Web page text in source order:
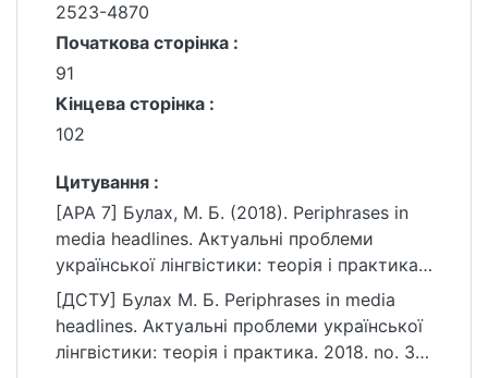
2523-4870
Початкова сторінка :
91
Кінцева сторінка :
102
Цитування :
[APA 7] Булах, М. Б. (2018). Periphrases in
media headlines. Актуальні проблеми
української лінгвістики: теорія і практика,
(36), 91–102.
https://doi.org/10.17721/APULTP.2018.36.91-
102
[ДСТУ] Булах М. Б. Periphrases in media
headlines. Актуальні проблеми української
лінгвістики: теорія і практика. 2018. no. 36.